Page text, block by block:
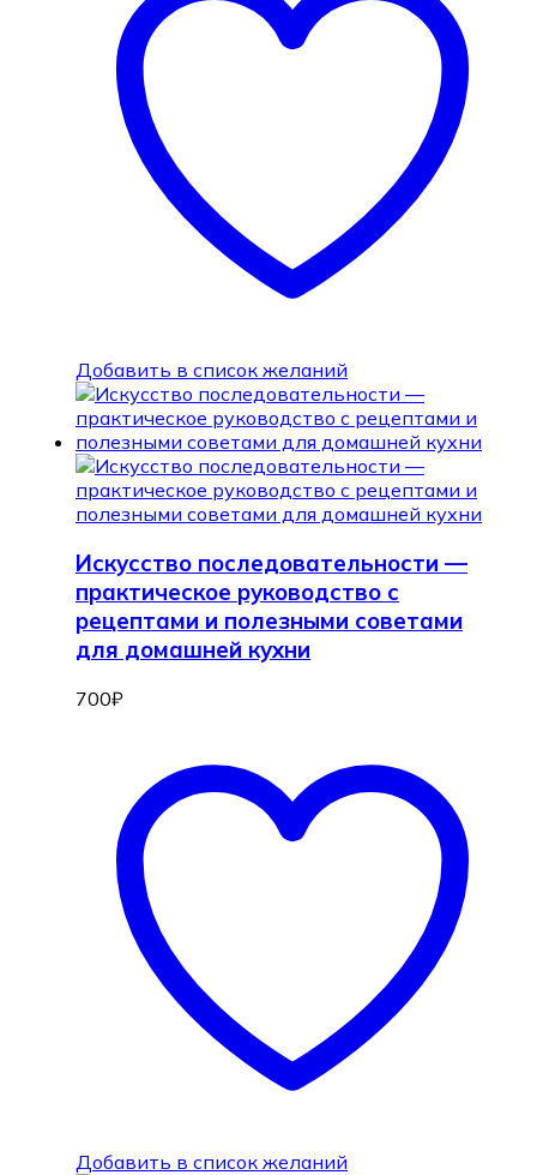
Добавить в список желаний
Искусство последовательности —
практическое руководство с
рецептами и полезными советами
для домашней кухни
700₽
Добавить в список желаний